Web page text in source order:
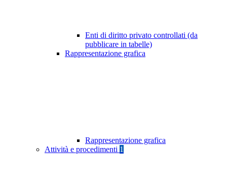
Enti di diritto privato controllati (da
pubblicare in tabelle)
Rappresentazione grafica
Rappresentazione grafica
Attività e procedimenti 1